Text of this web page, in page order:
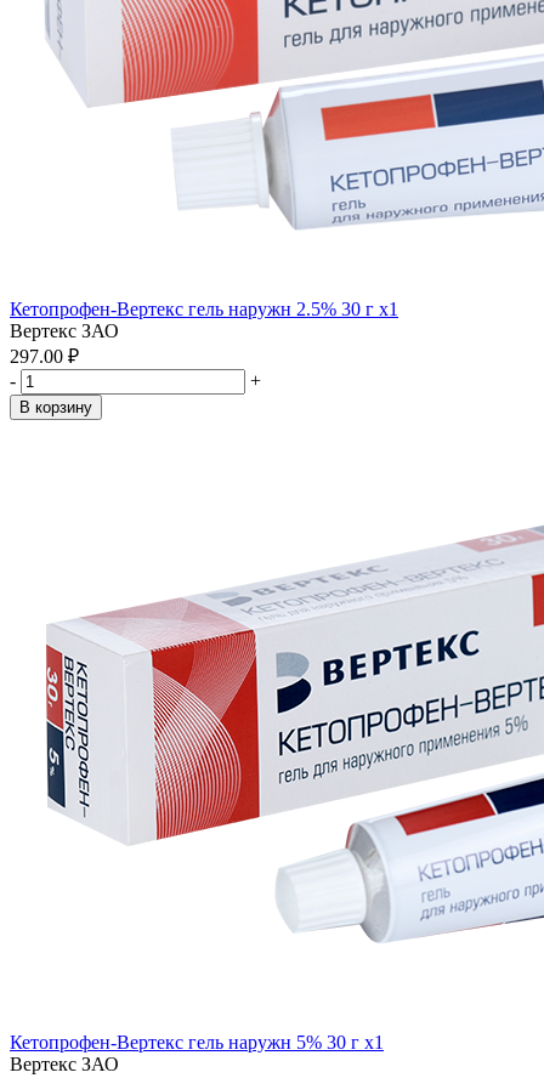
Кетопрофен-Вертекс гель наружн 2.5% 30 г x1
Вертекс ЗАО
297.00 ₽
-
+
В корзину
Кетопрофен-Вертекс гель наружн 5% 30 г x1
Вертекс ЗАО